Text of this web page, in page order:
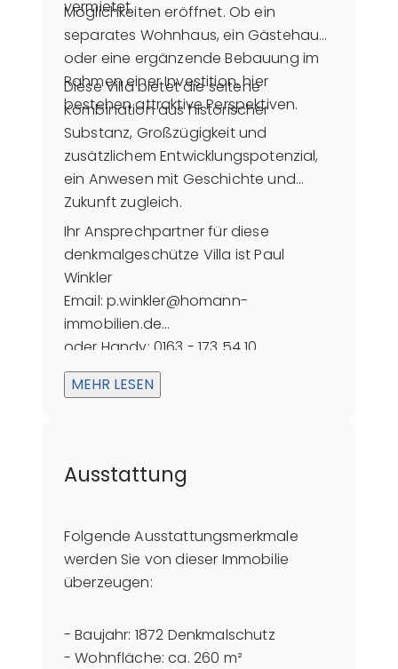
vermietet.
Möglichkeiten eröffnet. Ob ein
separates Wohnhaus, ein Gästehaus
oder eine ergänzende Bebauung im
Rahmen einer Investition, hier
bestehen attraktive Perspektiven.
Diese Villa bietet die seltene
Kombination aus historischer
Substanz, Großzügigkeit und
zusätzlichem Entwicklungspotenzial,
ein Anwesen mit Geschichte und
Zukunft zugleich.
Ihr Ansprechpartner für diese
denkmalgeschütze Villa ist Paul
Winkler
Email: p.winkler@homann-
immobilien.de
oder Handy: 0163 - 173 54 10
MEHR LESEN
Ausstattung
Folgende Ausstattungsmerkmale
werden Sie von dieser Immobilie
überzeugen:
- Baujahr: 1872 Denkmalschutz
- Wohnfläche: ca. 260 m²